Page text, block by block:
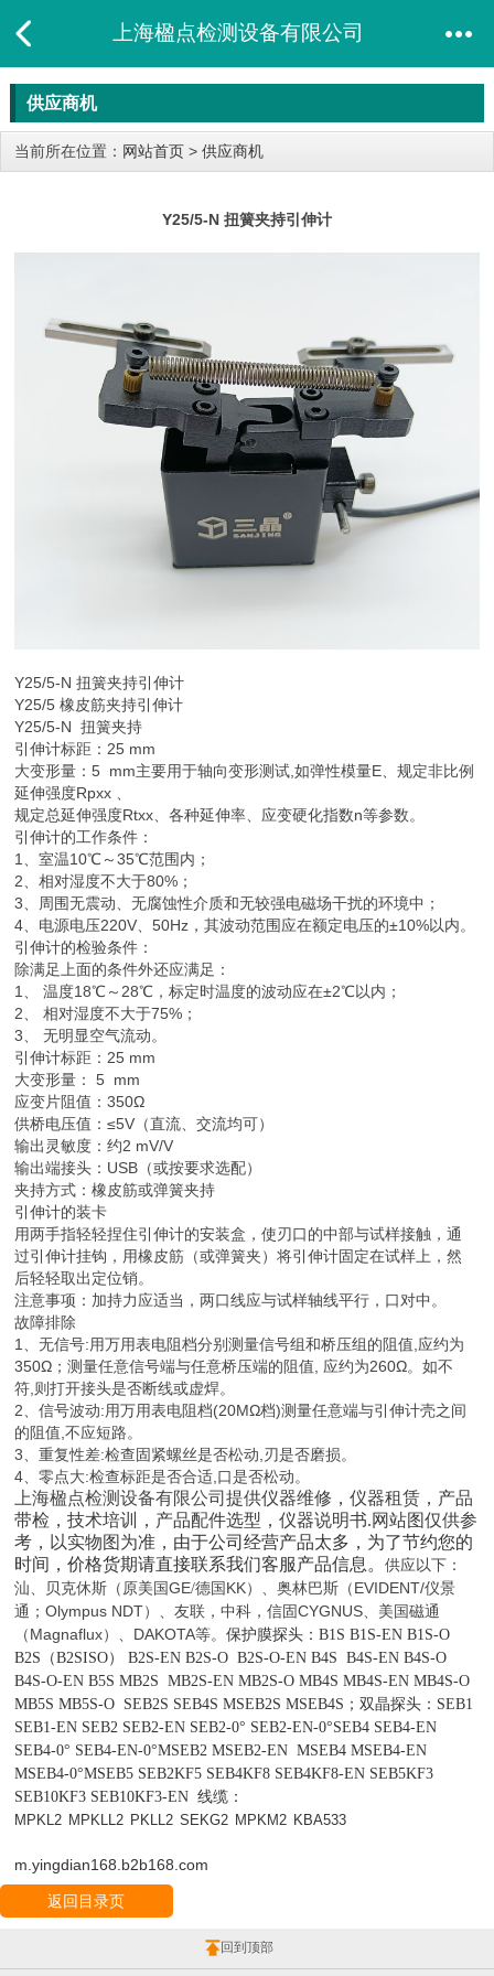
上海楹点检测设备有限公司
供应商机
当前所在位置： 网站首页 > 供应商机
Y25/5-N 扭簧夹持引伸计
Y25/5-N 扭簧夹持引伸计
Y25/5 橡皮筋夹持引伸计
Y25/5-N 扭簧夹持
引伸计标距：25 mm
大变形量：5 mm主要用于轴向变形测试,如弹性模量E、规定非比例
延伸强度Rpxx 、
规定总延伸强度Rtxx、各种延伸率、应变硬化指数n等参数。
引伸计的工作条件：
1、室温10℃～35℃范围内；
2、相对湿度不大于80%；
3、周围无震动、无腐蚀性介质和无较强电磁场干扰的环境中；
4、电源电压220V、50Hz，其波动范围应在额定电压的±10%以内。
引伸计的检验条件：
除满足上面的条件外还应满足：
1、 温度18℃～28℃，标定时温度的波动应在±2℃以内；
2、 相对湿度不大于75%；
3、 无明显空气流动。
引伸计标距：25 mm
大变形量： 5 mm
应变片阻值：350Ω
供桥电压值：≤5V（直流、交流均可）
输出灵敏度：约2 mV/V
输出端接头：USB（或按要求选配）
夹持方式：橡皮筋或弹簧夹持
引伸计的装卡
用两手指轻轻捏住引伸计的安装盒，使刃口的中部与试样接触，通
过引伸计挂钩，用橡皮筋（或弹簧夹）将引伸计固定在试样上，然
后轻轻取出定位销。
注意事项：加持力应适当，两口线应与试样轴线平行，口对中。
故障排除
1、无信号:用万用表电阻档分别测量信号组和桥压组的阻值,应约为
350Ω；测量任意信号端与任意桥压端的阻值, 应约为260Ω。如不
符,则打开接头是否断线或虚焊。
2、信号波动:用万用表电阻档(20MΩ档)测量任意端与引伸计壳之间
的阻值,不应短路。
3、重复性差:检查固紧螺丝是否松动,刃是否磨损。
4、零点大:检查标距是否合适,口是否松动。
上海楹点检测设备有限公司提供仪器维修，仪器租赁， 产品
带检 ，技术培训，产品配件选型 ，仪器说明书.网站图仅供参
考，以实物图为准， 由于公司经营产品太多，为了节约您的
时间，价格货期请直接联系我们客服产品信息。供应以下：
汕、
贝克休斯（原美国GE/德国KK） 、奥林巴斯（EVIDENT/仪景
通 ；Olympus NDT）、友联，中科，信固CYGNUS、 美国磁通
（Magnaflux）、DAKOTA等。保护膜探头：B1S B1S-EN B1S-O
B2S （B2SISO）
B2S-EN B2S-O B2S-O-EN B4S B4S-EN B4S-O
B4S-O-EN B5S MB2S MB2S-EN MB2S-O MB4S MB4S-EN MB4S-O
MB5S MB5S-O SEB2S SEB4S MSEB2S MSEB4S；双晶探头： SEB1
SEB1-EN SEB2 SEB2-EN SEB2-0° SEB2-EN-0°SEB4 SEB4-EN
SEB4-0° SEB4-EN-0°MSEB2 MSEB2-EN MSEB4 MSEB4-EN
MSEB4-0°MSEB5 SEB2KF5 SEB4KF8 SEB4KF8-EN SEB5KF3
SEB10KF3 SEB10KF3-EN 线缆：
MPKL2 MPKLL2 PKLL2 SEKG2 MPKM2 KBA533
m.yingdian168.b2b168.com
返回目录页
回到顶部